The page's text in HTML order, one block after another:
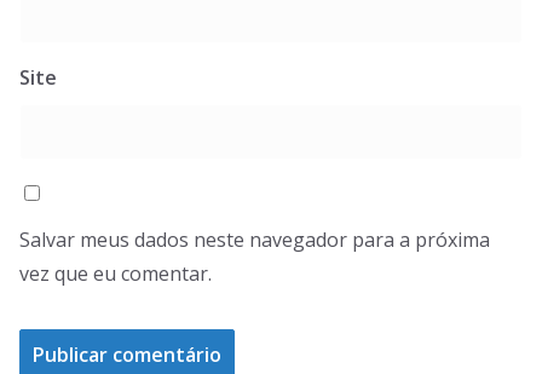
Site
Salvar meus dados neste navegador para a próxima
vez que eu comentar.